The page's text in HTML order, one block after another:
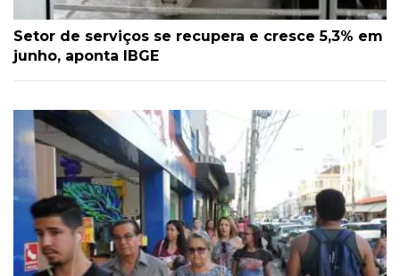
Setor de serviços se recupera e cresce 5,3% em
junho, aponta IBGE